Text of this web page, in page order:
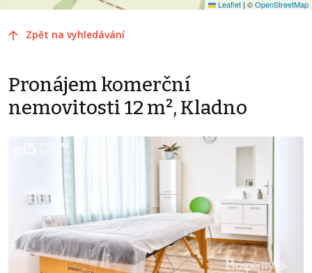
Leaflet | ©OpenStreetMap
Zpět na vyhledávání
Pronájem komerční
nemovitosti 12 m², Kladno